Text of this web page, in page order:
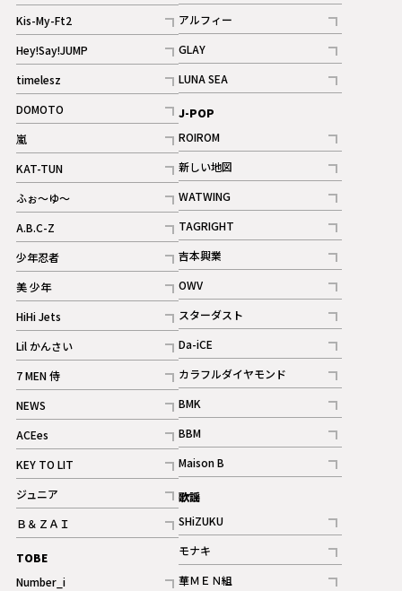
記事
Kis-My-Ft2
記事
ギャラリー
Hey!Say!JUMP
記事
timelesz
記事
DOMOTO
記事
嵐
記事
KAT-TUN
記事
ふぉ～ゆ～
記事
A.B.C-Z
記事
ギャラリー
少年忍者
記事
美 少年
記事
HiHi Jets
記事
Lil かんさい
記事
7 MEN 侍
記事
NEWS
記事
ACEes
記事
KEY TO LIT
記事
ジュニア
記事
Ｂ＆ＺＡＩ
記事
TOBE
Number_i
記事
アルフィー
記事
GLAY
記事
LUNA SEA
記事
J-POP
ROIROM
記事
新しい地図
記事
WATWING
記事
TAGRIGHT
記事
吉本興業
記事
OWV
記事
ギャラリー
スターダスト
記事
Da-iCE
記事
カラフルダイヤモンド
記事
BMK
記事
BBM
記事
ギャラリー
Maison B
記事
歌謡
SHiZUKU
記事
モナキ
記事
華ＭＥＮ組